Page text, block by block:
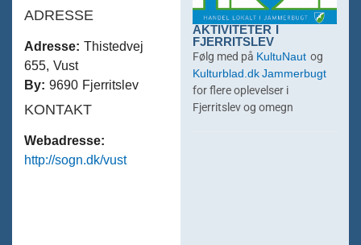
ADRESSE
Adresse:Thistedvej
655, Vust
By:9690 Fjerritslev
KONTAKT
Webadresse:
http://sogn.dk/vust
AKTIVITETER I
FJERRITSLEV
Følg med på KultuNaut og
Kulturblad.dkJammerbugt
for flere oplevelser i
Fjerritslev og omegn